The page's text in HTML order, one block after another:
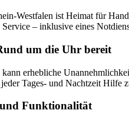
Westfalen ist Heimat für
– inklusive eines
um die Uhr bereit
erhebliche
Tages- und Nachtzeit Hilfe
Funktionalität